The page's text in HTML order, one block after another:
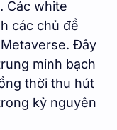
. Các white
các chủ đề
Đây
minh bạch
thời thu hút
kỷ nguyên